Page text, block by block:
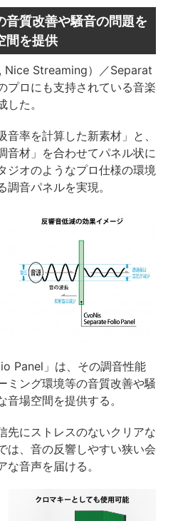
音質改善や騒音の問題を
間を提供
Nice Streaming）／Separat
プロにも支持されている音楽
た。
音率を計算した新素材」と、
音材」を合わせてパネル状に
ジオのようなプロ仕様の環境
音パネルを実現。
Panel」は、その調音性能
ミング環境等の音質改善や騒
場空間を提供する。
先にストレスのないクリアな
は、音の反響しやすい狭い会
音声を届ける。